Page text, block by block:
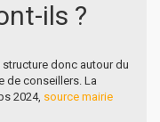
ils ?
donc autour du
de conseillers. La
2024, source mairie